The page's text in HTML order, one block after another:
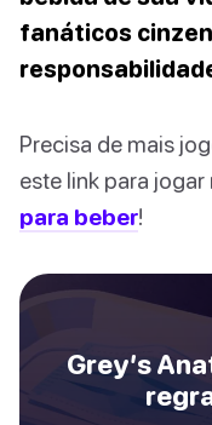
fanáticos
Precisa de mais
este link para jogar
para beber!
Grey’s